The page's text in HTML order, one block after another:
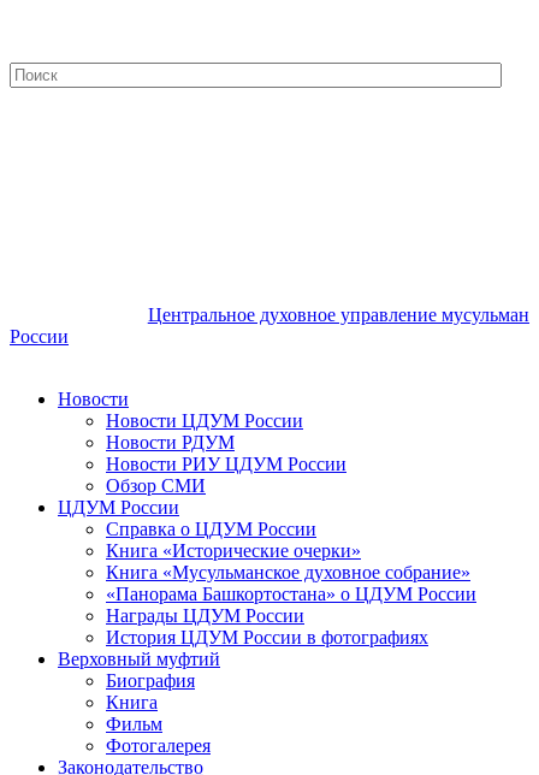
Центральное духовное управление мусульман
России
Новости
Новости ЦДУМ России
Новости РДУМ
Новости РИУ ЦДУМ России
Обзор СМИ
ЦДУМ России
Справка о ЦДУМ России
Книга «Исторические очерки»
Книга «Мусульманское духовное собрание»
«Панорама Башкортостана» о ЦДУМ России
Награды ЦДУМ России
История ЦДУМ России в фотографиях
Верховный муфтий
Биография
Книга
Фильм
Фотогалерея
Законодательство